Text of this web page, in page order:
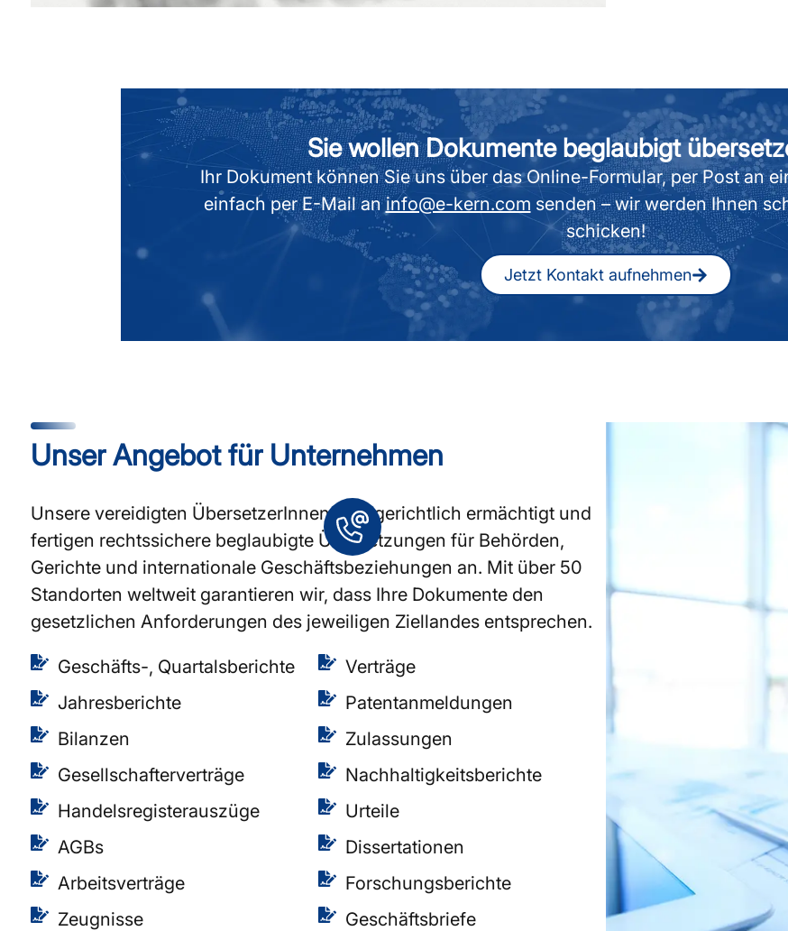
Sie wollen Dokumente beglaubigt
Ihr Dokument können Sie uns über das Online-Formular, per Post an
einfach per E-Mail aninfo@e-kern.com senden – wir werden Ihnen
schicken!
Jetzt Kontakt aufnehmen
Unser Angebot für Unternehmen
Unsere vereidigten ÜbersetzerInnen sind gerichtlich ermächtigt und
fertigen rechtssichere beglaubigte Übersetzungen für Behörden,
Gerichte und internationale Geschäftsbeziehungen an. Mit über 50
Standorten weltweit garantieren wir, dass Ihre Dokumente den
gesetzlichen Anforderungen des jeweiligen Ziellandes entsprechen.
Geschäfts-, Quartalsberichte
Jahresberichte
Bilanzen
Gesellschafterverträge
Handelsregisterauszüge
AGBs
Arbeitsverträge
Zeugnisse
Verträge
Patentanmeldungen
Zulassungen
Nachhaltigkeitsberichte
Urteile
Dissertationen
Forschungsberichte
Geschäftsbriefe